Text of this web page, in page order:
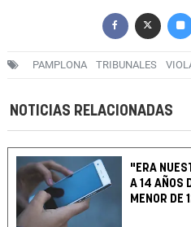
PAMPLONA TRIBUNALES
NOTICIAS RELACIONADAS
"ERA
A 14 AÑOS
MENOR DE